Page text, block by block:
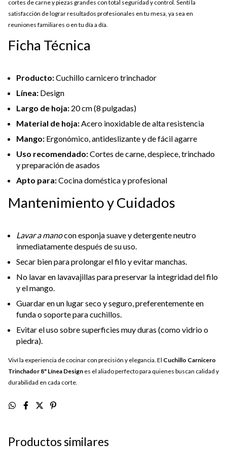
cortes de carne y piezas grandes con total seguridad y control. Sentí la
satisfacción de lograr resultados profesionales en tu mesa, ya sea en
reuniones familiares o en tu día a día.
Ficha Técnica
Producto:Cuchillo carnicero trinchador
Línea: Design
Largo de hoja: 20 cm (8 pulgadas)
Material de hoja:Acero inoxidable de alta resistencia
Mango: Ergonómico, antideslizante y de fácil agarre
Uso recomendado:Cortes de carne, despiece, trinchado
y preparación de asados
Apto para:Cocina doméstica y profesional
Mantenimiento y Cuidados
Lavar a manocon esponja suave y detergente neutro
inmediatamente después de su uso.
Secar bien para prolongar el filo y evitar manchas.
No lavar en lavavajillas para preservar la integridad del filo
y el mango.
Guardar en un lugar seco y seguro, preferentemente en
funda o soporte para cuchillos.
Evitar el uso sobre superficies muy duras (como vidrio o
piedra).
Viví la experiencia de cocinar con precisión y elegancia. El Cuchillo Carnicero
Trinchador 8" Línea Design es el aliado perfecto para quienes buscan calidad y
durabilidad en cada corte.
Productos similares